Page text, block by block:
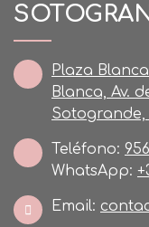
Plaza
Blanca, Av.
Sotogrande,
Teléfono:
WhatsApp:
Email: